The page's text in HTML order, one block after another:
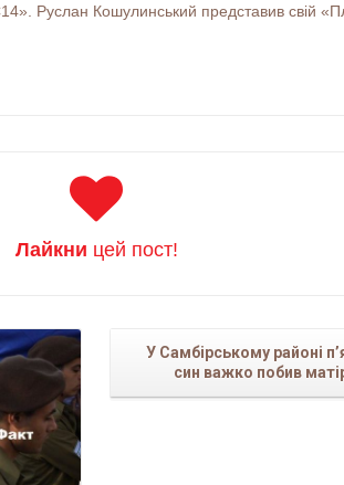
Руслан Кошулинський представив свій
Лайкни цей пост!
У Самбірському районі
син важко побив